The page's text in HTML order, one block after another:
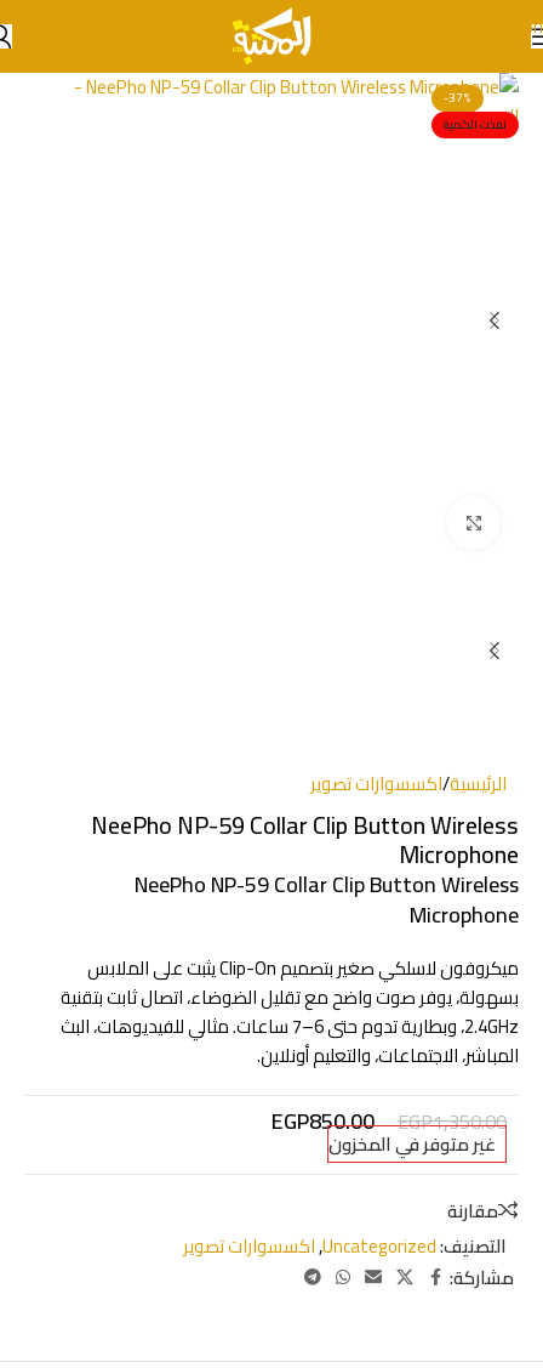
Skip to navigation
Skip to main content
-37%
نفذت الكمية
الرئيسية/اكسسوارات تصوير
NeePho NP-59 Collar Clip Button Wireless
Microphone
NeePho NP-59 Collar Clip Button Wireless
Microphone
ميكروفون لاسلكي صغير بتصميم Clip-On يثبت على الملابس
بسهولة، يوفر صوت واضح مع تقليل الضوضاء، اتصال ثابت بتقنية
2.4GHz، وبطارية تدوم حتى 6–7 ساعات. مثالي للفيديوهات، البث
المباشر، الاجتماعات، والتعليم أونلاين.
EGP1,350.00
EGP850.00
غير متوفر في المخزون
مقارنة
التصنيف:Uncategorized
,اكسسوارات تصوير
مشاركة: